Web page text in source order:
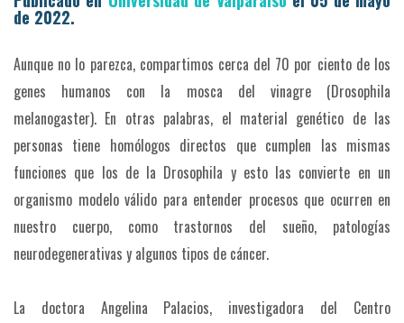
de 2022.
Aunque no lo parezca, compartimos cerca del 70 por ciento de los
genes humanos con la mosca del vinagre (Drosophila
melanogaster). En otras palabras, el material genético de las
personas tiene homólogos directos que cumplen las mismas
funciones que los de la Drosophila y esto las convierte en un
organismo modelo válido para entender procesos que ocurren en
nuestro cuerpo, como trastornos del sueño, patologías
neurodegenerativas y algunos tipos de cáncer.
La doctora Angelina Palacios, investigadora del Centro